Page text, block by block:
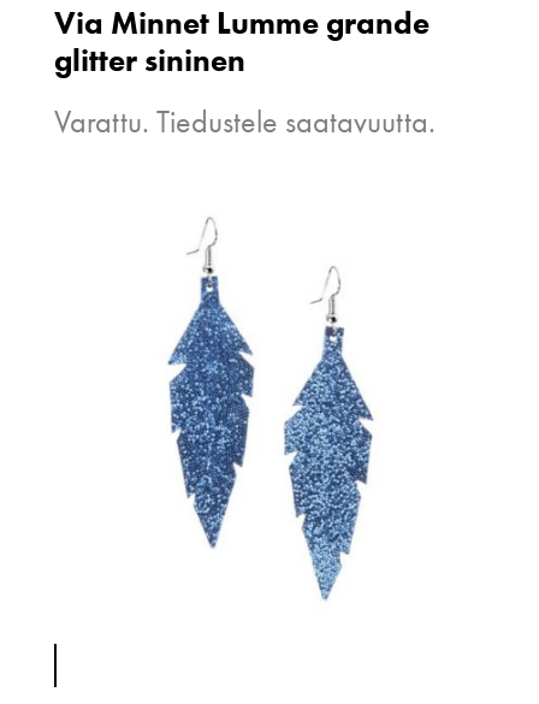
Via Minnet Lumme grande
glitter sininen
Varattu. Tiedustele saatavuutta.